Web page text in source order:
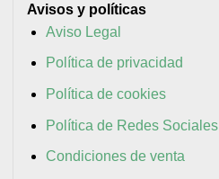
Avisos y políticas
Aviso Legal
Política de privacidad
Política de cookies
Política de Redes Sociales
Condiciones de venta